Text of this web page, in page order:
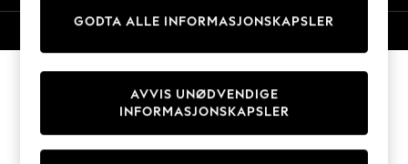
Coats & Jackets
Sweatshirts & Hoodies
Knitwear
Cardigans
Dresses
Sets & Outfits
GODTA ALLE INFORMASJONSKAPSLER
AVVIS UNØDVENDIGE
INFORMASJONSKAPSLER